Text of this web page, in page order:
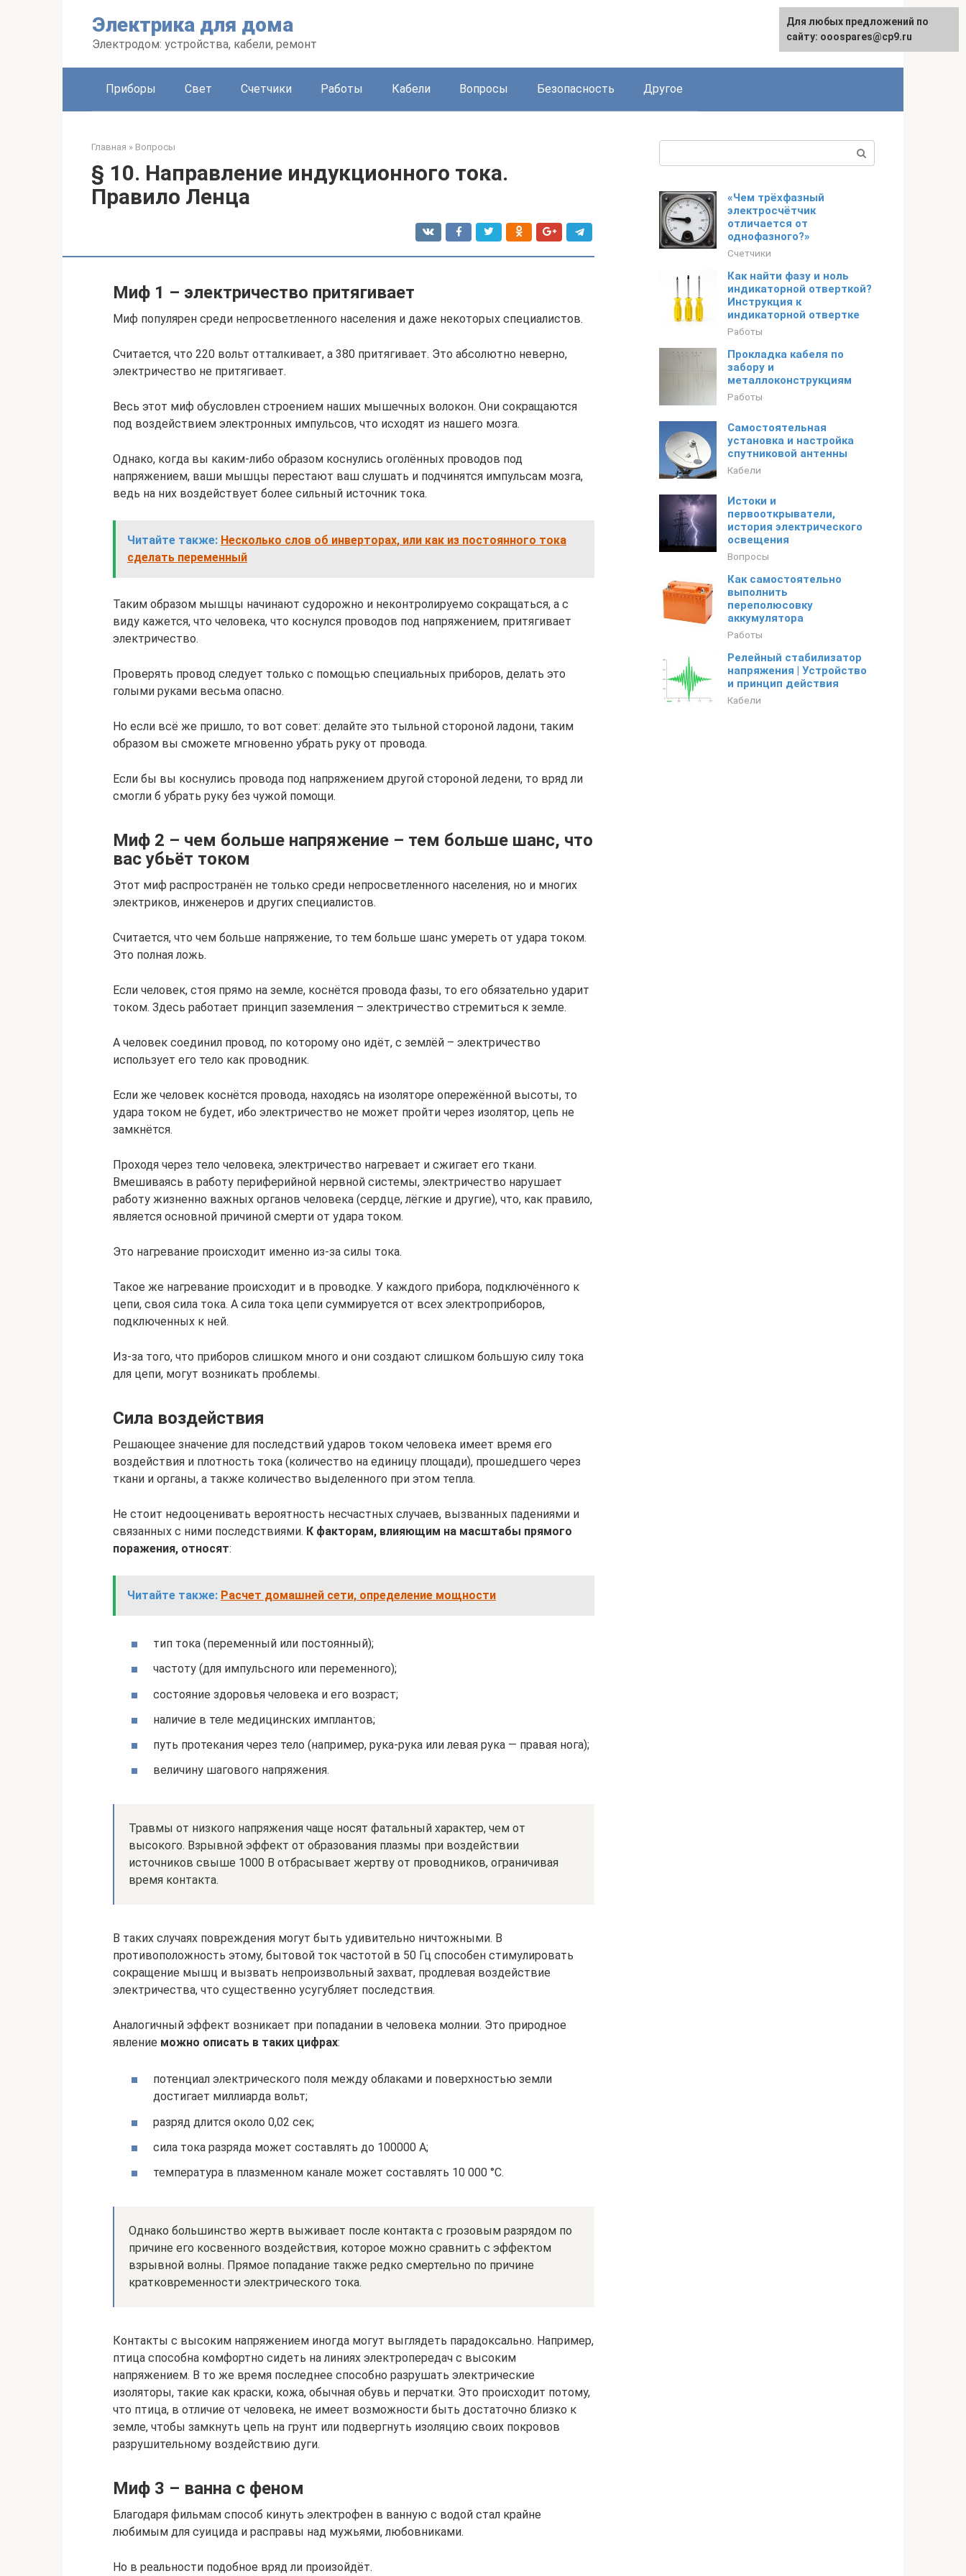
Электрика для дома
Электродом: устройства, кабели, ремонт
English
Приборы Свет Счетчики Работы Кабели Вопросы Безопасность Другое
Главная » Вопросы
§ 10. Направление индукционного тока.
Правило Ленца
Миф 1 – электричество притягивает
Миф популярен среди непросветленного населения и даже некоторых специалистов.
Считается, что 220 вольт отталкивает, а 380 притягивает. Это абсолютно неверно,
электричество не притягивает.
Весь этот миф обусловлен строением наших мышечных волокон. Они сокращаются
под воздействием электронных импульсов, что исходят из нашего мозга.
Однако, когда вы каким-либо образом коснулись оголённых проводов под
напряжением, ваши мышцы перестают ваш слушать и подчинятся импульсам мозга,
ведь на них воздействует более сильный источник тока.
Читайте также: Несколько слов об инверторах, или как из постоянного тока
сделать переменный
Таким образом мышцы начинают судорожно и неконтролируемо сокращаться, а с
виду кажется, что человека, что коснулся проводов под напряжением, притягивает
электричество.
Проверять провод следует только с помощью специальных приборов, делать это
голыми руками весьма опасно.
Но если всё же пришло, то вот совет: делайте это тыльной стороной ладони, таким
образом вы сможете мгновенно убрать руку от провода.
Если бы вы коснулись провода под напряжением другой стороной ледени, то вряд ли
смогли б убрать руку без чужой помощи.
Миф 2 – чем больше напряжение – тем больше шанс, что
вас убьёт током
Этот миф распространён не только среди непросветленного населения, но и многих
электриков, инженеров и других специалистов.
Считается, что чем больше напряжение, то тем больше шанс умереть от удара током.
Это полная ложь.
Если человек, стоя прямо на земле, коснётся провода фазы, то его обязательно ударит
током. Здесь работает принцип заземления – электричество стремиться к земле.
А человек соединил провод, по которому оно идёт, с землёй – электричество
использует его тело как проводник.
Если же человек коснётся провода, находясь на изоляторе опережённой высоты, то
удара током не будет, ибо электричество не может пройти через изолятор, цепь не
замкнётся.
Проходя через тело человека, электричество нагревает и сжигает его ткани.
Вмешиваясь в работу периферийной нервной системы, электричество нарушает
работу жизненно важных органов человека (сердце, лёгкие и другие), что, как правило,
является основной причиной смерти от удара током.
Это нагревание происходит именно из-за силы тока.
Такое же нагревание происходит и в проводке. У каждого прибора, подключённого к
цепи, своя сила тока. А сила тока цепи суммируется от всех электроприборов,
подключенных к ней.
Из-за того, что приборов слишком много и они создают слишком большую силу тока
для цепи, могут возникать проблемы.
Сила воздействия
Решающее значение для последствий ударов током человека имеет время его
воздействия и плотность тока (количество на единицу площади), прошедшего через
ткани и органы, а также количество выделенного при этом тепла.
Не стоит недооценивать вероятность несчастных случаев, вызванных падениями и
связанных с ними последствиями. К факторам, влияющим на масштабы прямого
поражения, относят:
Читайте также: Расчет домашней сети, определение мощности
тип тока (переменный или постоянный);
частоту (для импульсного или переменного);
состояние здоровья человека и его возраст;
наличие в теле медицинских имплантов;
путь протекания через тело (например, рука-рука или левая рука — правая нога);
величину шагового напряжения.
Травмы от низкого напряжения чаще носят фатальный характер, чем от
высокого. Взрывной эффект от образования плазмы при воздействии
источников свыше 1000 В отбрасывает жертву от проводников, ограничивая
время контакта.
В таких случаях повреждения могут быть удивительно ничтожными. В
противоположность этому, бытовой ток частотой в 50 Гц способен стимулировать
сокращение мышц и вызвать непроизвольный захват, продлевая воздействие
электричества, что существенно усугубляет последствия.
Аналогичный эффект возникает при попадании в человека молнии. Это природное
явление можно описать в таких цифрах:
потенциал электрического поля между облаками и поверхностью земли
достигает миллиарда вольт;
разряд длится около 0,02 сек;
сила тока разряда может составлять до 100000 А;
температура в плазменном канале может составлять 10 000 °C.
Однако большинство жертв выживает после контакта с грозовым разрядом по
причине его косвенного воздействия, которое можно сравнить с эффектом
взрывной волны. Прямое попадание также редко смертельно по причине
кратковременности электрического тока.
Контакты с высоким напряжением иногда могут выглядеть парадоксально. Например,
птица способна комфортно сидеть на линиях электропередач с высоким
напряжением. В то же время последнее способно разрушать электрические
изоляторы, такие как краски, кожа, обычная обувь и перчатки. Это происходит потому,
что птица, в отличие от человека, не имеет возможности быть достаточно близко к
земле, чтобы замкнуть цепь на грунт или подвергнуть изоляцию своих покровов
разрушительному воздействию дуги.
Миф 3 – ванна с феном
Благодаря фильмам способ кинуть электрофен в ванную с водой стал крайне
любимым для суицида и расправы над мужьями, любовниками.
Но в реальности подобное вряд ли произойдёт.
«Чем трёхфазный
электросчётчик
отличается от
однофазного?»
Счетчики
Как найти фазу и ноль
индикаторной отверткой?
Инструкция к
индикаторной отвертке
Работы
Прокладка кабеля по
забору и
металлоконструкциям
Работы
Самостоятельная
установка и настройка
спутниковой антенны
Кабели
Истоки и
первооткрыватели,
история электрического
освещения
Вопросы
Как самостоятельно
выполнить
переполюсовку
аккумулятора
Работы
Релейный стабилизатор
напряжения | Устройство
и принцип действия
Кабели
Для любых предложений по
сайту: ooospares@cp9.ru